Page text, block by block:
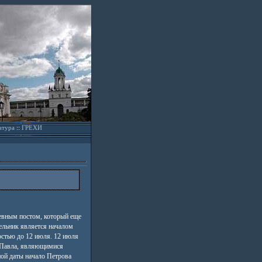
::ГРЕХИ
постом, который еще
является началом
до 12 июля. 12 июля
являющимися
даты начало Петрова